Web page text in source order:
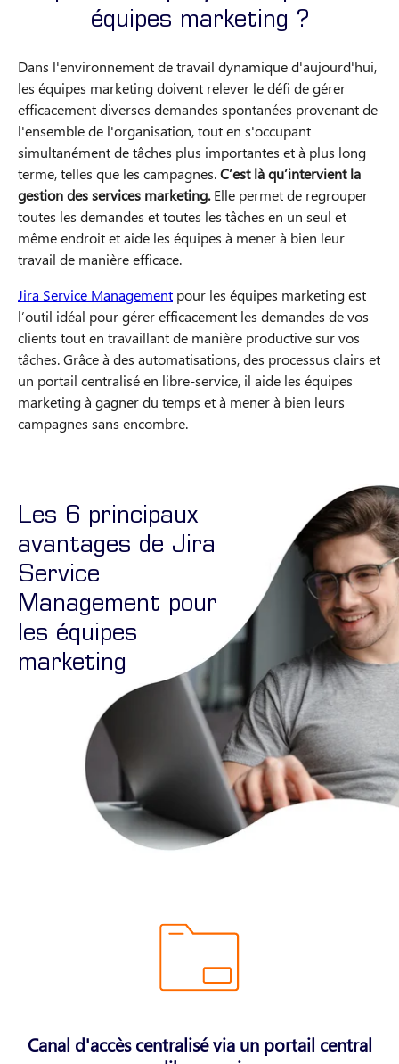
équipes marketing ?
Dans l'environnement de travail dynamique d'aujourd'hui,
les équipes marketing doivent relever le défi de gérer
efficacement diverses demandes spontanées provenant de
l'ensemble de l'organisation, tout en s'occupant
simultanément de tâches plus importantes et à plus long
terme, telles que les campagnes.C’est là qu’intervient la
gestion des services marketing.Elle permet de regrouper
toutes les demandes et toutes les tâches en un seul et
même endroit et aide les équipes à mener à bien leur
travail de manière efficace.
Jira Service Management pour les équipes marketing est
l’outil idéal pour gérer efficacement les demandes de vos
clients tout en travaillant de manière productive sur vos
tâches. Grâce à des automatisations, des processus clairs et
un portail centralisé en libre-service, il aide les équipes
marketing à gagner du temps et à mener à bien leurs
campagnes sans encombre.
Les 6 principaux
avantages de Jira
Service
Management pour
les équipes
marketing
Canal d'accès centralisé via un portail central